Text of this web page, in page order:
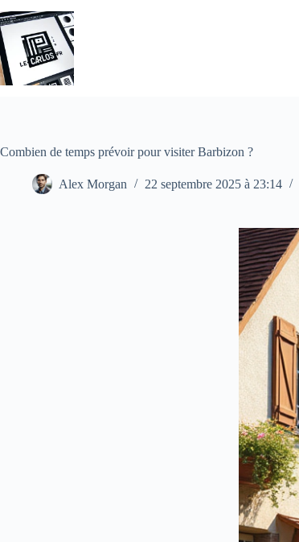
au
contenu
Combien de temps prévoir pour visiter Barbizon ?
Alex Morgan 22 septembre 2025 à 23:14